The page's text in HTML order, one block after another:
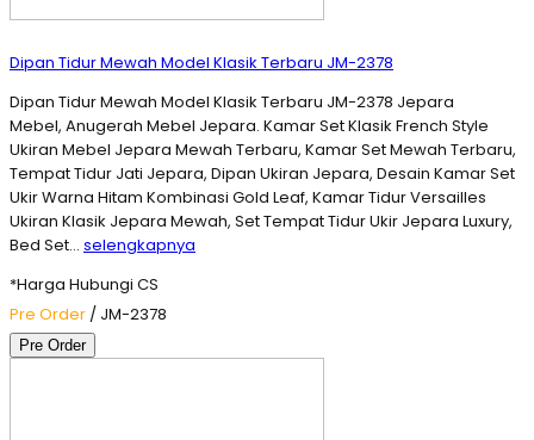
Dipan Tidur Mewah Model Klasik Terbaru JM-2378
Dipan Tidur Mewah Model Klasik Terbaru JM-2378 Jepara
Mebel, Anugerah Mebel Jepara. Kamar Set Klasik French Style
Ukiran Mebel Jepara Mewah Terbaru, Kamar Set Mewah Terbaru,
Tempat Tidur Jati Jepara, Dipan Ukiran Jepara, Desain Kamar Set
Ukir Warna Hitam Kombinasi Gold Leaf, Kamar Tidur Versailles
Ukiran Klasik Jepara Mewah, Set Tempat Tidur Ukir Jepara Luxury,
Bed Set… selengkapnya
*Harga Hubungi CS
Pre Order / JM-2378
Pre Order